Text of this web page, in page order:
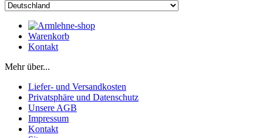
Warenkorb
Kontakt
Mehr über...
Liefer- und Versandkosten
Privatsphäre und Datenschutz
Unsere AGB
Impressum
Kontakt